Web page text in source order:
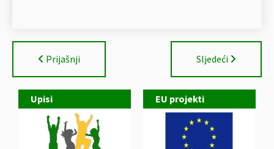
Upisi EU projekti
Prijašnji Sljedeći